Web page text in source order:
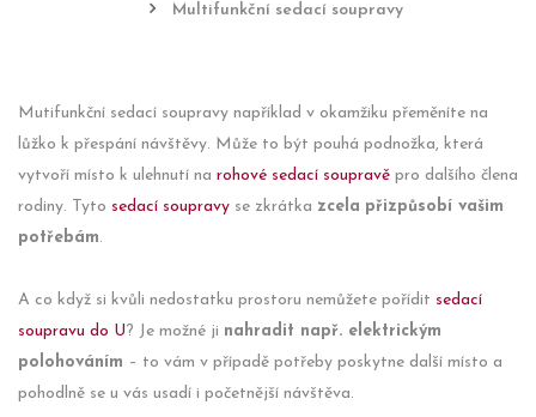
Multifunkční sedací soupravy
Mutifunkční sedací soupravy například v okamžiku přeměníte na
lůžko k přespání návštěvy. Může to být pouhá podnožka, která
vytvoří místo k ulehnutí na rohové sedací soupravě pro dalšího člena
rodiny. Tyto sedací soupravy se zkrátka zcela přizpůsobí vašim
potřebám.
A co když si kvůli nedostatku prostoru nemůžete pořídit sedací
soupravu do U? Je možné ji nahradit např. elektrickým
polohováním – to vám v případě potřeby poskytne další místo a
pohodlně se u vás usadí i početnější návštěva.